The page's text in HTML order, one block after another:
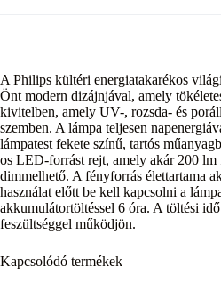
A Philips kültéri energiatakarékos
Önt modern dizájnjával, amely
kivitelben, amely UV-, rozsda- és
szemben. A lámpa teljesen
lámpatest fekete színű, tartós
os LED-forrást rejt, amely akár 200 lm
dimmelhető. A fényforrás élettartama
használat előtt be kell kapcsolni a
akkumulátortöltéssel 6 óra. A töltési
feszültséggel működjön.
Kapcsolódó termékek